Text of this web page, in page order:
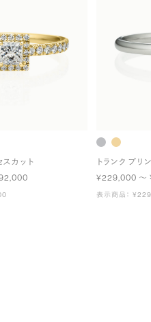
カット
トランク プリ
¥229,000 〜
表示商品：